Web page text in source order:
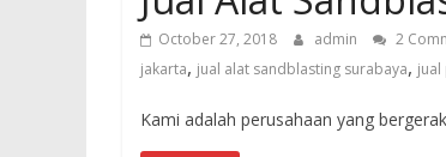
October 27, 2018 admin 2
jakarta, jual alat sandblasting surabaya, jual
Kami adalah perusahaan yang